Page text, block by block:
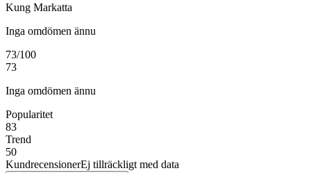
Kung Markatta
Inga omdömen ännu
73/100
73
Inga omdömen ännu
Popularitet
83
Trend
50
KundrecensionerEj tillräckligt med data